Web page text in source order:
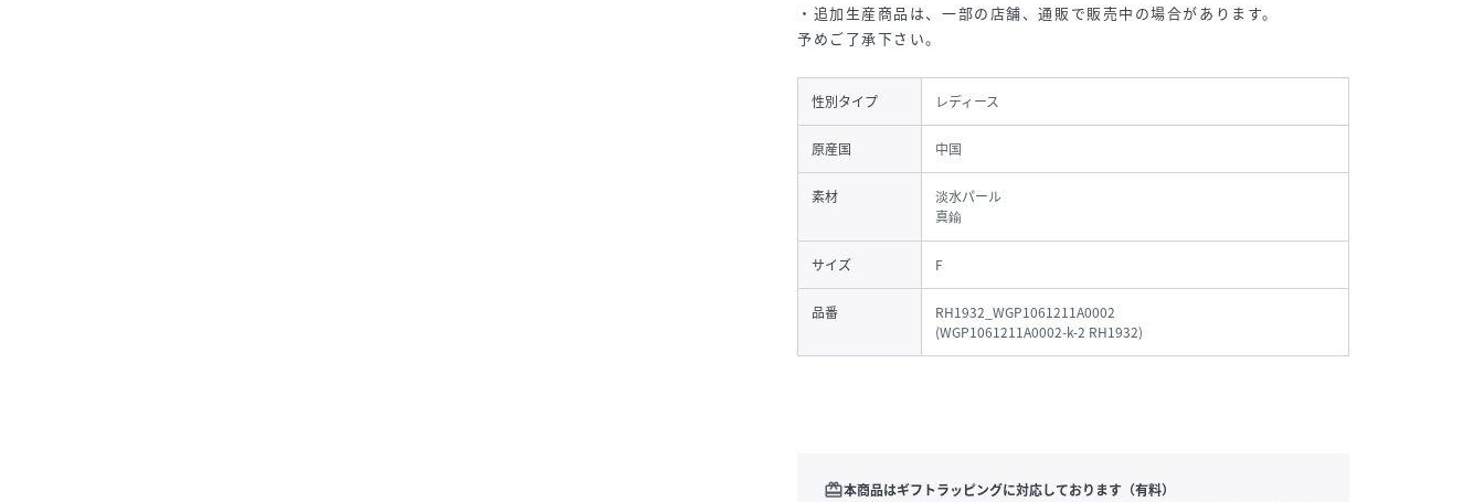
・追加生産商品は、一部の店舗、通販で販売中の場合があります。
予めご了承下さい。
性別タイプ レディース
原産国 中国
素材
淡水パール
真鍮
サイズ F
品番
RH1932_WGP1061211A0002
(WGP1061211A0002-k-2 RH1932)
redeem本商品はギフトラッピングに対応しております（有料）